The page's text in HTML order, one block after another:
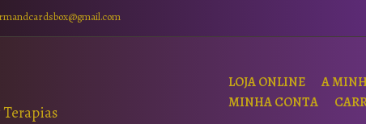
LOJA ONLINE A
MINHA CONTA